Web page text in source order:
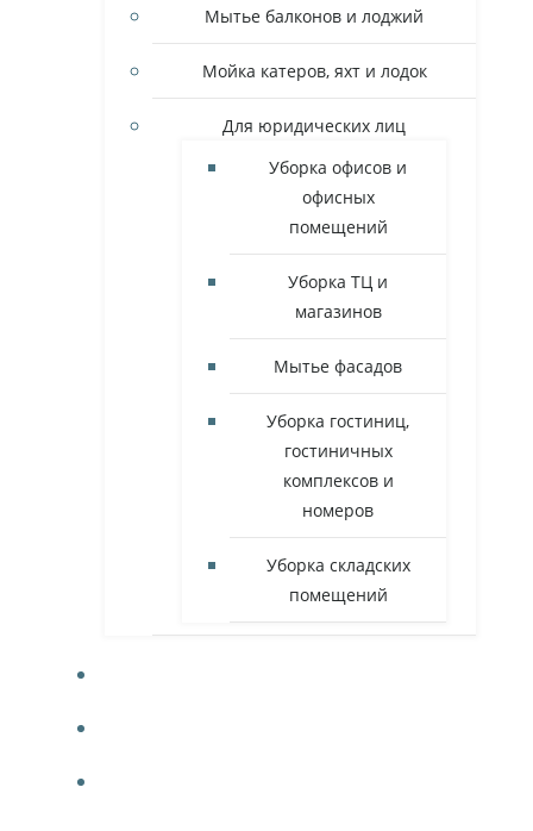
Мытье балконов и лоджий
Мойка катеров, яхт и лодок
Для юридических лиц
Уборка офисов и
офисных
помещений
Уборка ТЦ и
магазинов
Мытье фасадов
Уборка гостиниц,
гостиничных
комплексов и
номеров
Уборка складских
помещений